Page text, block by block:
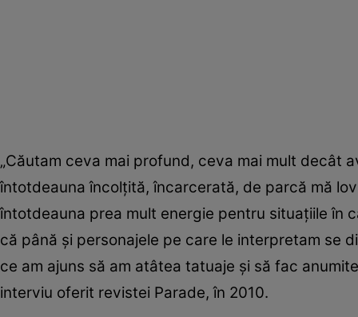
„Căutam ceva mai profund, ceva mai mult decât
întotdeauna încolţită, încarcerată, de parcă mă
întotdeauna prea mult energie pentru situaţiile în
că până şi personajele pe care le interpretam se
ce am ajuns să am atâtea tatuaje şi să fac
interviu oferit revistei Parade, în 2010.